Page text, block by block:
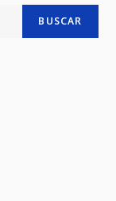
BUSCAR